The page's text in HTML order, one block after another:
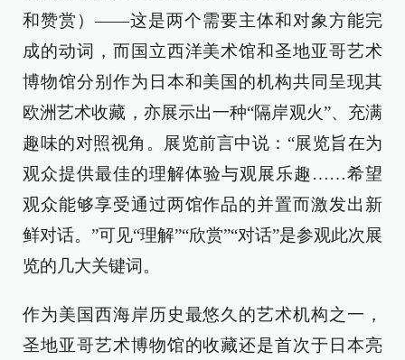
和赞赏）——这是两个需要主体和对象方能完
成的动词，而国立西洋美术馆和圣地亚哥艺术
博物馆分别作为日本和美国的机构共同呈现其
欧洲艺术收藏，亦展示出一种“隔岸观火”、充满
趣味的对照视角。展览前言中说：“展览旨在为
观众提供最佳的理解体验与观展乐趣……希望
观众能够享受通过两馆作品的并置而激发出新
鲜对话。”可见“理解”“欣赏”“对话”是参观此次展
览的几大关键词。
作为美国西海岸历史最悠久的艺术机构之一，
圣地亚哥艺术博物馆的收藏还是首次于日本亮